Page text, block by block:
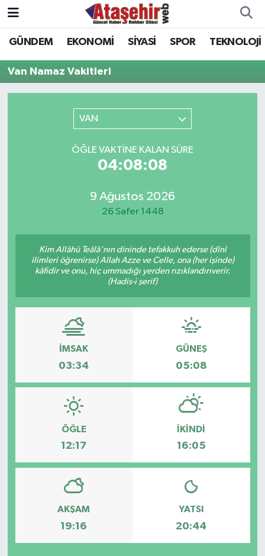
GÜNDEM EKONOMİ SİYASİ SPOR TEKNOLOJİ
Van Namaz Vakitleri
VAN
ÖĞLE VAKTINE KALAN SÜRE
04:08:08
9 Ağustos 2026
26 Safer 1448
Kim Allâhü Teâlâ'nın dininde tefakkuh ederse (dînî
ilimleri öğrenirse) Allah Azze ve Celle, ona (her işinde)
kâfidir ve onu, hiç ummadığı yerden rızıklandırıverir.
(Hadis-i şerif)
İMSAK
03:34
GÜNEŞ
05:08
ÖĞLE
12:17
İKINDI
16:05
AKŞAM
19:16
YATSI
20:44
Hava Durumu
Trafik Durumu
Son Dakika Haberleri